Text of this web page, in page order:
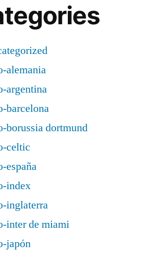
alemania
argentina
barcelona
borussia dortmund
celtic
españa
index
inglaterra
inter de miami
japón